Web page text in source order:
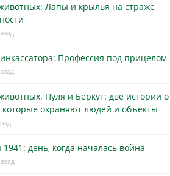
Лапы и крылья на страже
Профессия под прицелом
Пуля и Беркут: две истории о
которые охраняют людей и объекты
день, когда началась война